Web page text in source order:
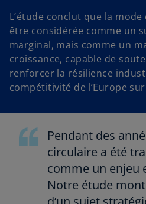
L’étude conclut que la
être considérée comme un
marginal, mais comme un
croissance, capable de
renforcer la résilience
compétitivité de l’Europe
Pendant des
circulaire a été
comme un enjeu
Notre étude